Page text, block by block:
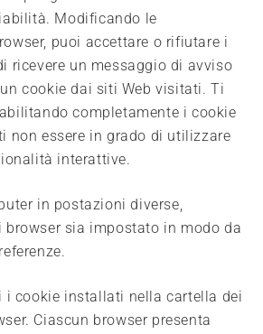
Modificando le
puoi accettare o rifiutare i
ricevere un messaggio di avviso
cookie dai siti Web visitati. Ti
completamente i cookie
non essere in grado di utilizzare
interattive.
in postazioni diverse,
browser sia impostato in modo da
i cookie installati nella cartella dei
Ciascun browser presenta